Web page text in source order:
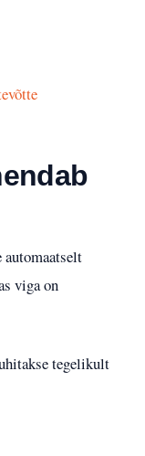
viga on
tegelikult